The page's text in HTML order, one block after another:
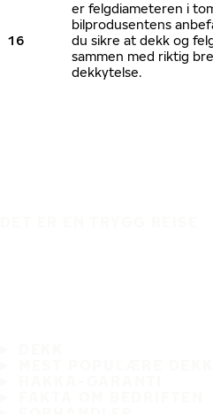
16
er felgdiameteren i
bilprodusentens
du sikre at dekk og
sammen med riktig
dekkytelse.